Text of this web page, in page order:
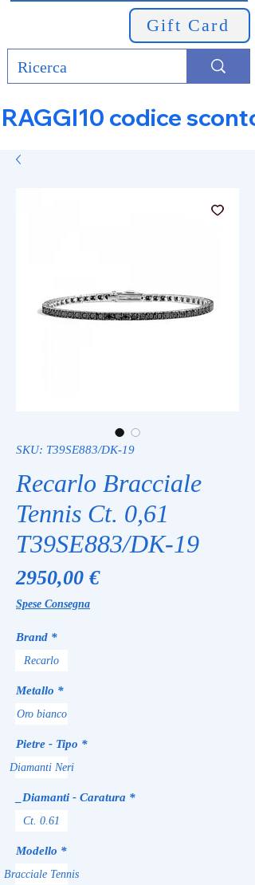
Gift Card
RAGGI10 codice
SKU: T39SE883/DK-19
Recarlo Bracciale
Tennis Ct. 0,61
T39SE883/DK-19
2950,00 €Prezzo
Spese Consegna
Brand *
Recarlo
Metallo *
Oro bianco
Pietre - Tipo *
Diamanti Neri
_Diamanti - Caratura *
Ct. 0.61
Modello *
Bracciale Tennis